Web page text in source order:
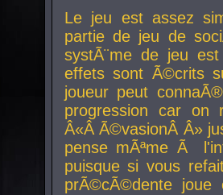
Le jeu est assez
partie de jeu de
systÃ¨me de jeu
effets sont Ã©crits
joueur peut
progression car
Â«Â Ã©vasionÂ Â»
pense mÃªme Ã
puisque si vous
prÃ©cÃ©dente